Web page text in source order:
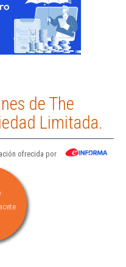
de The
Limitada.
ofrecida por